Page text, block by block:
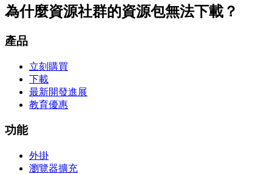
為什麼資源社群的資源包無法下載？
產品
立刻購買
下載
最新開發進展
教育優惠
功能
外掛
瀏覽器擴充